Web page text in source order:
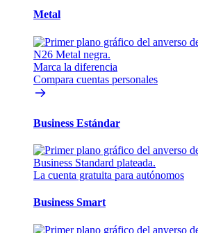
Metal
Marca la diferencia
Compara cuentas personales
Business Estándar
La cuenta gratuita para autónomos
Business Smart